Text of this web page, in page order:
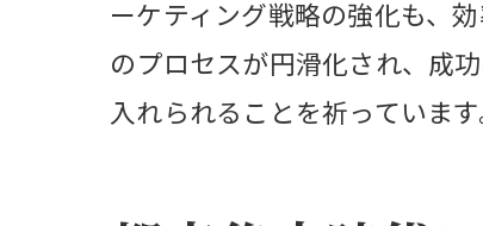
ーケティング戦略の強化も、
のプロセスが円滑化され、成
入れられることを祈っていま